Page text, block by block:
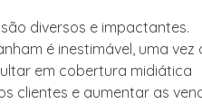
diversos e impactantes.
é inestimável, uma vez
em cobertura midiática
clientes e aumentar as